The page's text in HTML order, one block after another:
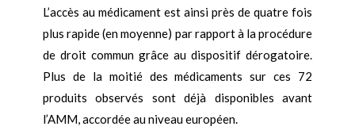
L’accès au médicament est ainsi près de quatre fois
plus rapide (en moyenne) par rapport à la procédure
de droit commun grâce au dispositif dérogatoire.
Plus de la moitié des médicaments sur ces 72
produits observés sont déjà disponibles avant
l’AMM, accordée au niveau européen.